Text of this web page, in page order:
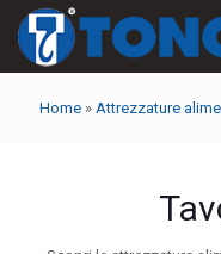
Home » Attrezzature